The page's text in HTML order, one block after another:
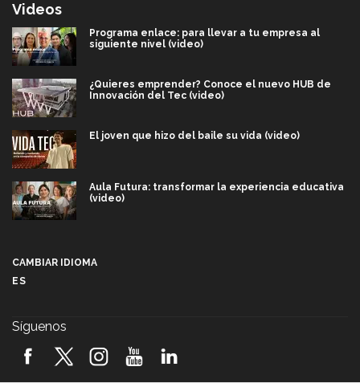
Videos
Programa enlace: para llevar a tu empresa al
siguiente nivel (video)
¿Quieres emprender? Conoce el nuevo HUB de
Innovación del Tec (video)
El joven que hizo del baile su vida (video)
Aula Futura: transformar la experiencia educativa
(video)
2026! (video)
CAMBIAR IDIOMA
ES
Síguenos